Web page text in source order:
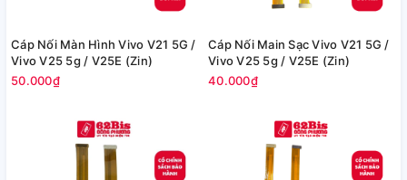
Cáp Nối Màn Hình Vivo V21 5G /
Vivo V25 5g / V25E (Zin)
50.000₫
Cáp Nối Main Sạc Vivo V21 5G /
Vivo V25 5g / V25E (Zin)
40.000₫